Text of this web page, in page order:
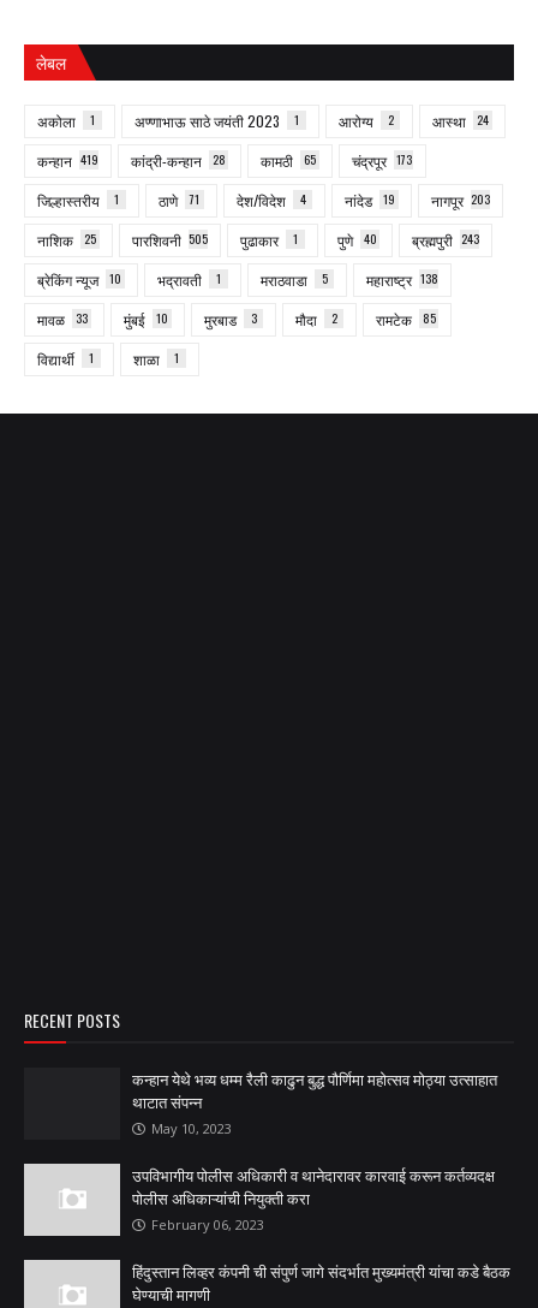
लेबल
अकोला 1 अण्णाभाऊ साठे जयंती 2023 1 आरोग्य 2 आस्था 24
कन्हान 419 कांद्री-कन्हान 28 कामठी 65 चंद्रपूर 173
जिल्हास्तरीय 1 ठाणे 71 देश/विदेश 4 नांदेड 19 नागपूर 203
नाशिक 25 पारशिवनी 505 पुढाकार 1 पुणे 40 ब्रह्मपुरी 243
ब्रेकिंग न्यूज 10 भद्रावती 1 मराठवाडा 5 महाराष्ट्र 138
मावळ 33 मुंबई 10 मुरबाड 3 मौदा 2 रामटेक 85
विद्यार्थी 1 शाळा 1
RECENT POSTS
कन्हान येथे भव्य धम्म रैली काढुन बुद्ध पौर्णिमा महोत्सव मोठ्या उत्साहात
थाटात संपन्न
May 10, 2023
उपविभागीय पोलीस अधिकारी व थानेदारावर कारवाई करून कर्तव्यदक्ष
पोलीस अधिकाऱ्यांची नियुक्ती करा
February 06, 2023
हिंदुस्तान लिव्हर कंपनी ची संपुर्ण जागे संदर्भात मुख्यमंत्री यांचा कडे बैठक
घेण्याची मागणी